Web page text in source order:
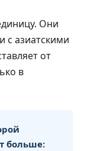
Они
с азиатскими
от
в
больше: